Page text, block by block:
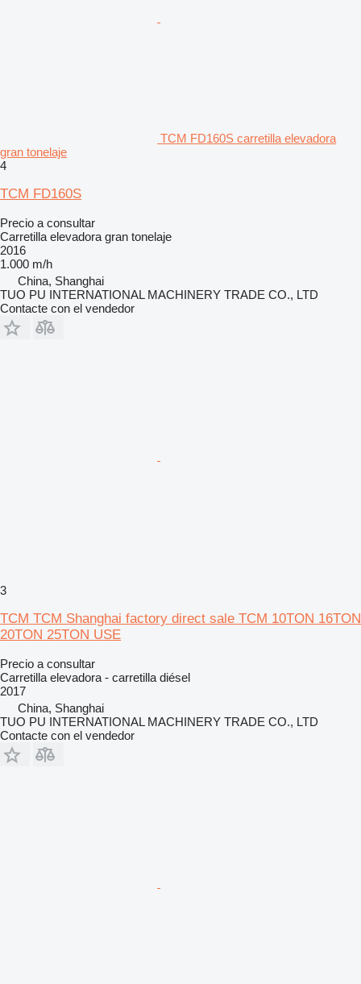
TCM FD160S carretilla elevadora
gran tonelaje
4
TCM FD160S
Precio a consultar
Carretilla elevadora gran tonelaje
2016
1.000 m/h
China, Shanghai
TUO PU INTERNATIONAL MACHINERY TRADE CO., LTD
Contacte con el vendedor
3
TCM TCM Shanghai factory direct sale TCM 10TON 16TON
20TON 25TON USE
Precio a consultar
Carretilla elevadora - carretilla diésel
2017
China, Shanghai
TUO PU INTERNATIONAL MACHINERY TRADE CO., LTD
Contacte con el vendedor